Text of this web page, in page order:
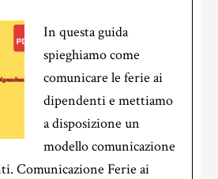
In questa guida
spieghiamo come
comunicare le ferie ai
dipendenti e mettiamo
a disposizione un
modello comunicazione
Comunicazione Ferie ai